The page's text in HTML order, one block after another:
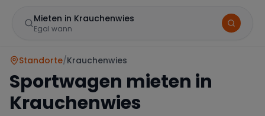
Mieten in Krauchenwies
Egal wann
Standorte/Krauchenwies
Sportwagen mieten in
Krauchenwies